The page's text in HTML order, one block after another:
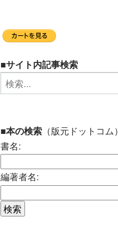
■サイト内記事検索
■本の検索（版元ドットコム）
書名:
編著者名: